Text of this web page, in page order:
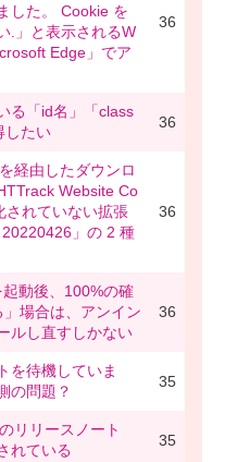
した。 Cookie を
.」と表示されるW
Edge」でア
36
る「id名」「class
したい
36
経由したダウンロ
Website Co
されていない拡張
」の 2 種
36
起動後、100%の確
場合は、アンイン
ルし直すしかない
36
を待機していま
の問題？
35
リリースノート
れている
35